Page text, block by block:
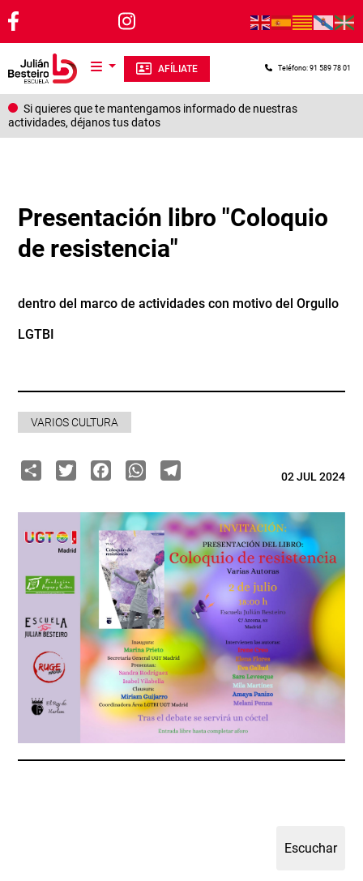
Pasar al contenido principal
AFÍLIATE Teléfono: 91 589 78 01
Si quieres que te mantengamos informado de nuestras
actividades, déjanos tus datos
Presentación libro "Coloquio
de resistencia"
dentro del marco de actividades con motivo del Orgullo
LGTBI
VARIOS CULTURA
ShareTwitterFacebook
WhatsApp
Telegram02 JUL 2024